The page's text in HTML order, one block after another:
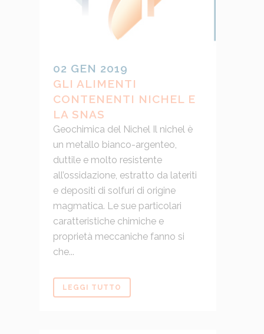
02 GEN 2019
GLI ALIMENTI
CONTENENTI NICHEL E
LA SNAS
Geochimica del Nichel Il nichel è
un metallo bianco-argenteo,
duttile e molto resistente
all’ossidazione, estratto da lateriti
e depositi di solfuri di origine
magmatica. Le sue particolari
caratteristiche chimiche e
proprietà meccaniche fanno si
che...
LEGGI TUTTO